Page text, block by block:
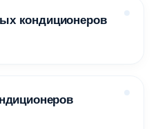
кондиционеров